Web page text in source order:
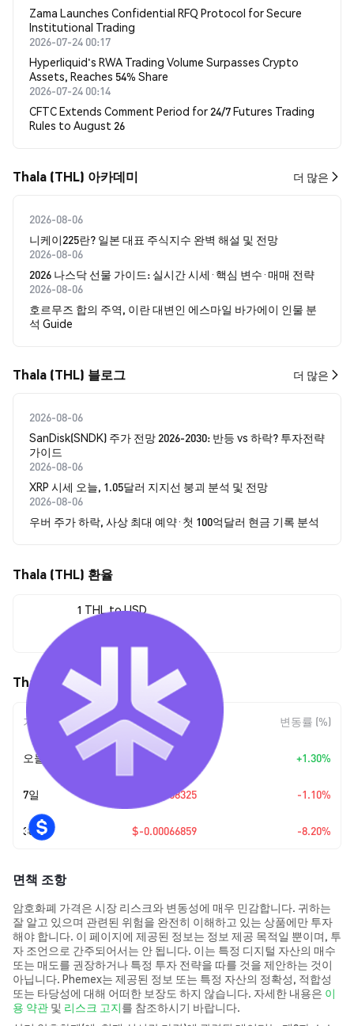
Zama Launches Confidential RFQ Protocol for Secure
Institutional Trading
2026-07-24 00:17
Hyperliquid's RWA Trading Volume Surpasses Crypto
Assets, Reaches 54% Share
2026-07-24 00:14
CFTC Extends Comment Period for 24/7 Futures Trading
Rules to August 26
Thala (THL) 아카데미 더 많은
2026-08-06
니케이225란? 일본 대표 주식지수 완벽 해설 및 전망
2026-08-06
2026 나스닥 선물 가이드: 실시간 시세·핵심 변수·매매 전략
2026-08-06
호르무즈 합의 주역, 이란 대변인 에스마일 바가에이 인물 분
석 Guide
Thala (THL) 블로그 더 많은
2026-08-06
SanDisk(SNDK) 주가 전망 2026-2030: 반등 vs 하락? 투자전략
가이드
2026-08-06
XRP 시세 오늘, 1.05달러 지지선 붕괴 분석 및 전망
2026-08-06
우버 주가 하락, 사상 최대 예약·첫 100억달러 현금 기록 분석
Thala (THL) 환율
1 THL to USD
Thala (THL) 가격 움직임
기간 변동 폭 변동률 (%)
오늘 $0.00009606 +1.30%
7일 $-0.00008325 -1.10%
30일 $-0.00066859 -8.20%
면책 조항
암호화폐 가격은 시장 리스크와 변동성에 매우 민감합니다. 귀하는
잘 알고 있으며 관련된 위험을 완전히 이해하고 있는 상품에만 투자
해야 합니다. 이 페이지에 제공된 정보는 정보 제공 목적일 뿐이며, 투
자 조언으로 간주되어서는 안 됩니다. 이는 특정 디지털 자산의 매수
또는 매도를 권장하거나 특정 투자 전략을 따를 것을 제안하는 것이
아닙니다. Phemex는 제공된 정보 또는 특정 자산의 정확성, 적합성
또는 타당성에 대해 어떠한 보장도 하지 않습니다. 자세한 내용은 이
용 약관 및 리스크 고지를 참조하시기 바랍니다.